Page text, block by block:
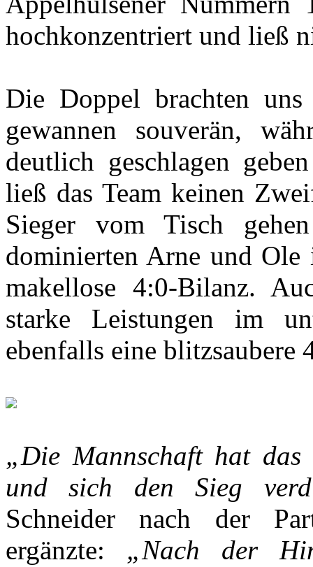
hochkonzentriert und ließ
Die Doppel brachten
gewannen souverän,
deutlich geschlagen
ließ das Team keinen
Sieger vom Tisch
dominierten Arne und
makellose 4:0-Bilanz.
starke Leistungen im
ebenfalls eine blitzsaubere
„Die Mannschaft hat das
und sich den Sieg
Schneider nach der
ergänzte: „Nach der